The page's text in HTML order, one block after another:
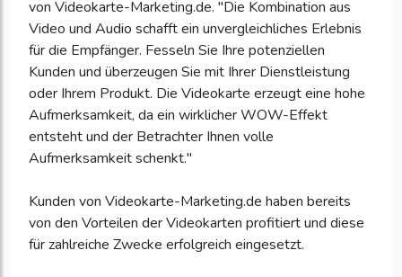
von Videokarte-Marketing.de. "Die Kombination aus
Video und Audio schafft ein unvergleichliches Erlebnis
für die Empfänger. Fesseln Sie Ihre potenziellen
Kunden und überzeugen Sie mit Ihrer Dienstleistung
oder Ihrem Produkt. Die Videokarte erzeugt eine hohe
Aufmerksamkeit, da ein wirklicher WOW-Effekt
entsteht und der Betrachter Ihnen volle
Aufmerksamkeit schenkt."
Kunden von Videokarte-Marketing.de haben bereits
von den Vorteilen der Videokarten profitiert und diese
für zahlreiche Zwecke erfolgreich eingesetzt.